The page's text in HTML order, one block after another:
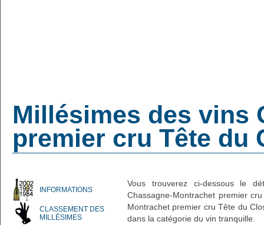
Millésimes des vins
premier cru Tête du
INFORMATIONS
CLASSEMENT DES
MILLÉSIMES
Vous trouverez ci-dessous le
Chassagne-Montrachet premier
Montrachet premier cru Tête du
dans la catégorie du vin tranquille.